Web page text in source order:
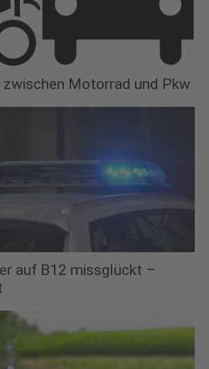
Motorrad und Pkw
auf B12 missglückt –